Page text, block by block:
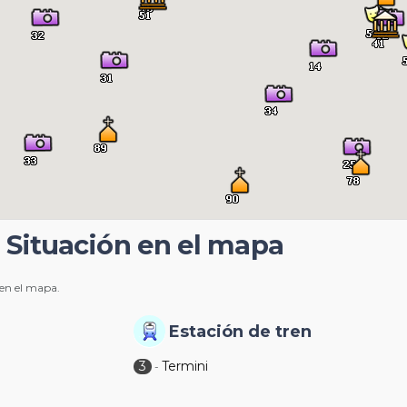
Situación en el mapa
el mapa.
Estación de tren
3 - Termini